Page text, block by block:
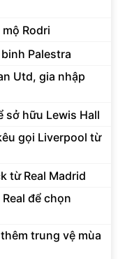
Rodri
Palestra
Utd, gia nhập
sở hữu Lewis Hall
gọi Liverpool từ
từ Real Madrid
để chọn
trung vệ mùa